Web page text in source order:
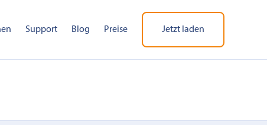
Support Blog Preise Jetzt laden